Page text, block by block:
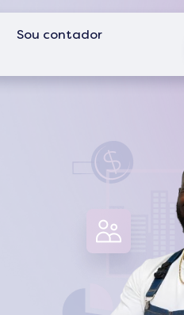
Sou contador